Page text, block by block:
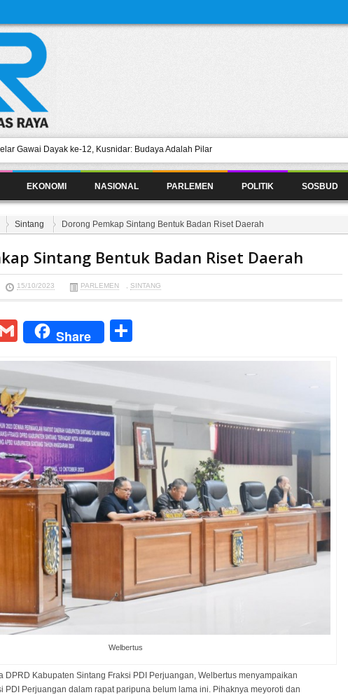
Gawai Dayak ke-12, Kusnidar: Budaya Adalah Pilar
Atasi Kelangkaan Pupuk
Minta Kafe & Tempat Ngopi Sediakan Parkir Layak
Bersama
Kukuhkan Tim Pesparani Sintang
EKONOMI NASIONAL PARLEMEN POLITIK SOSBUD
Sintang Dorong Pemkap Sintang Bentuk Badan Riset Daerah
Sintang Bentuk Badan Riset Daerah
15/10/2023 PARLEMEN SINTANG
Gmail
Share
Welbertus
DPRD Kabupaten Sintang Fraksi PDI Perjuangan, Welbertus menyampaikan
PDI Perjuangan dalam rapat paripuna belum lama ini. Pihaknya meyoroti dan